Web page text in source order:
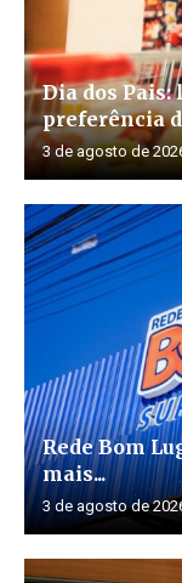
Dia dos
preferência
3 de agosto de
Rede Bom
mais...
3 de agosto de